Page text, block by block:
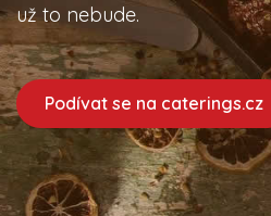
už to nebude.
Podívat se na caterings.cz